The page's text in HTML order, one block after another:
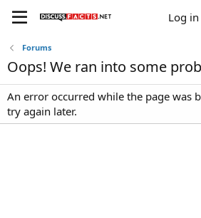
Log in
Forums
Oops! We ran into some
An error occurred while the page was
try again later.